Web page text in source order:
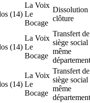
(14)
La Voix
Le
Bocage
Dissolution
clôture
(14)
La Voix
Le
Bocage
Transfert de
siège social
même
département
(14)
La Voix
Le
Bocage
Transfert de
siège social
même
département